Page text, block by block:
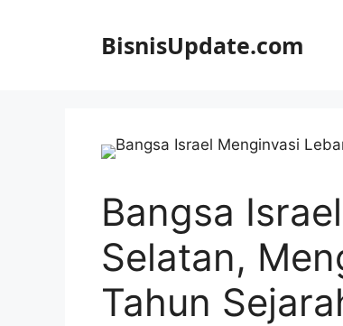
BisnisUpdate.com
Bangsa
Selatan,
Tahun